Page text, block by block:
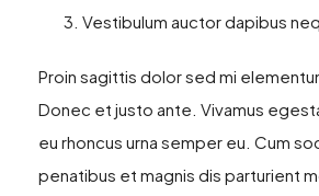
Vestibulum auctor dapibus
Proin sagittis dolor sed mi
Donec et justo ante. Vivamus
eu rhoncus urna semper eu. Cum
penatibus et magnis dis parturient